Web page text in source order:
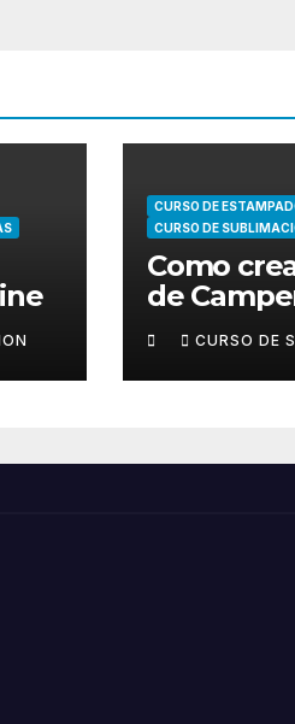
CURSO DE
CURSO DE
Como
de
pantalón
Sublimar
CURSO DE